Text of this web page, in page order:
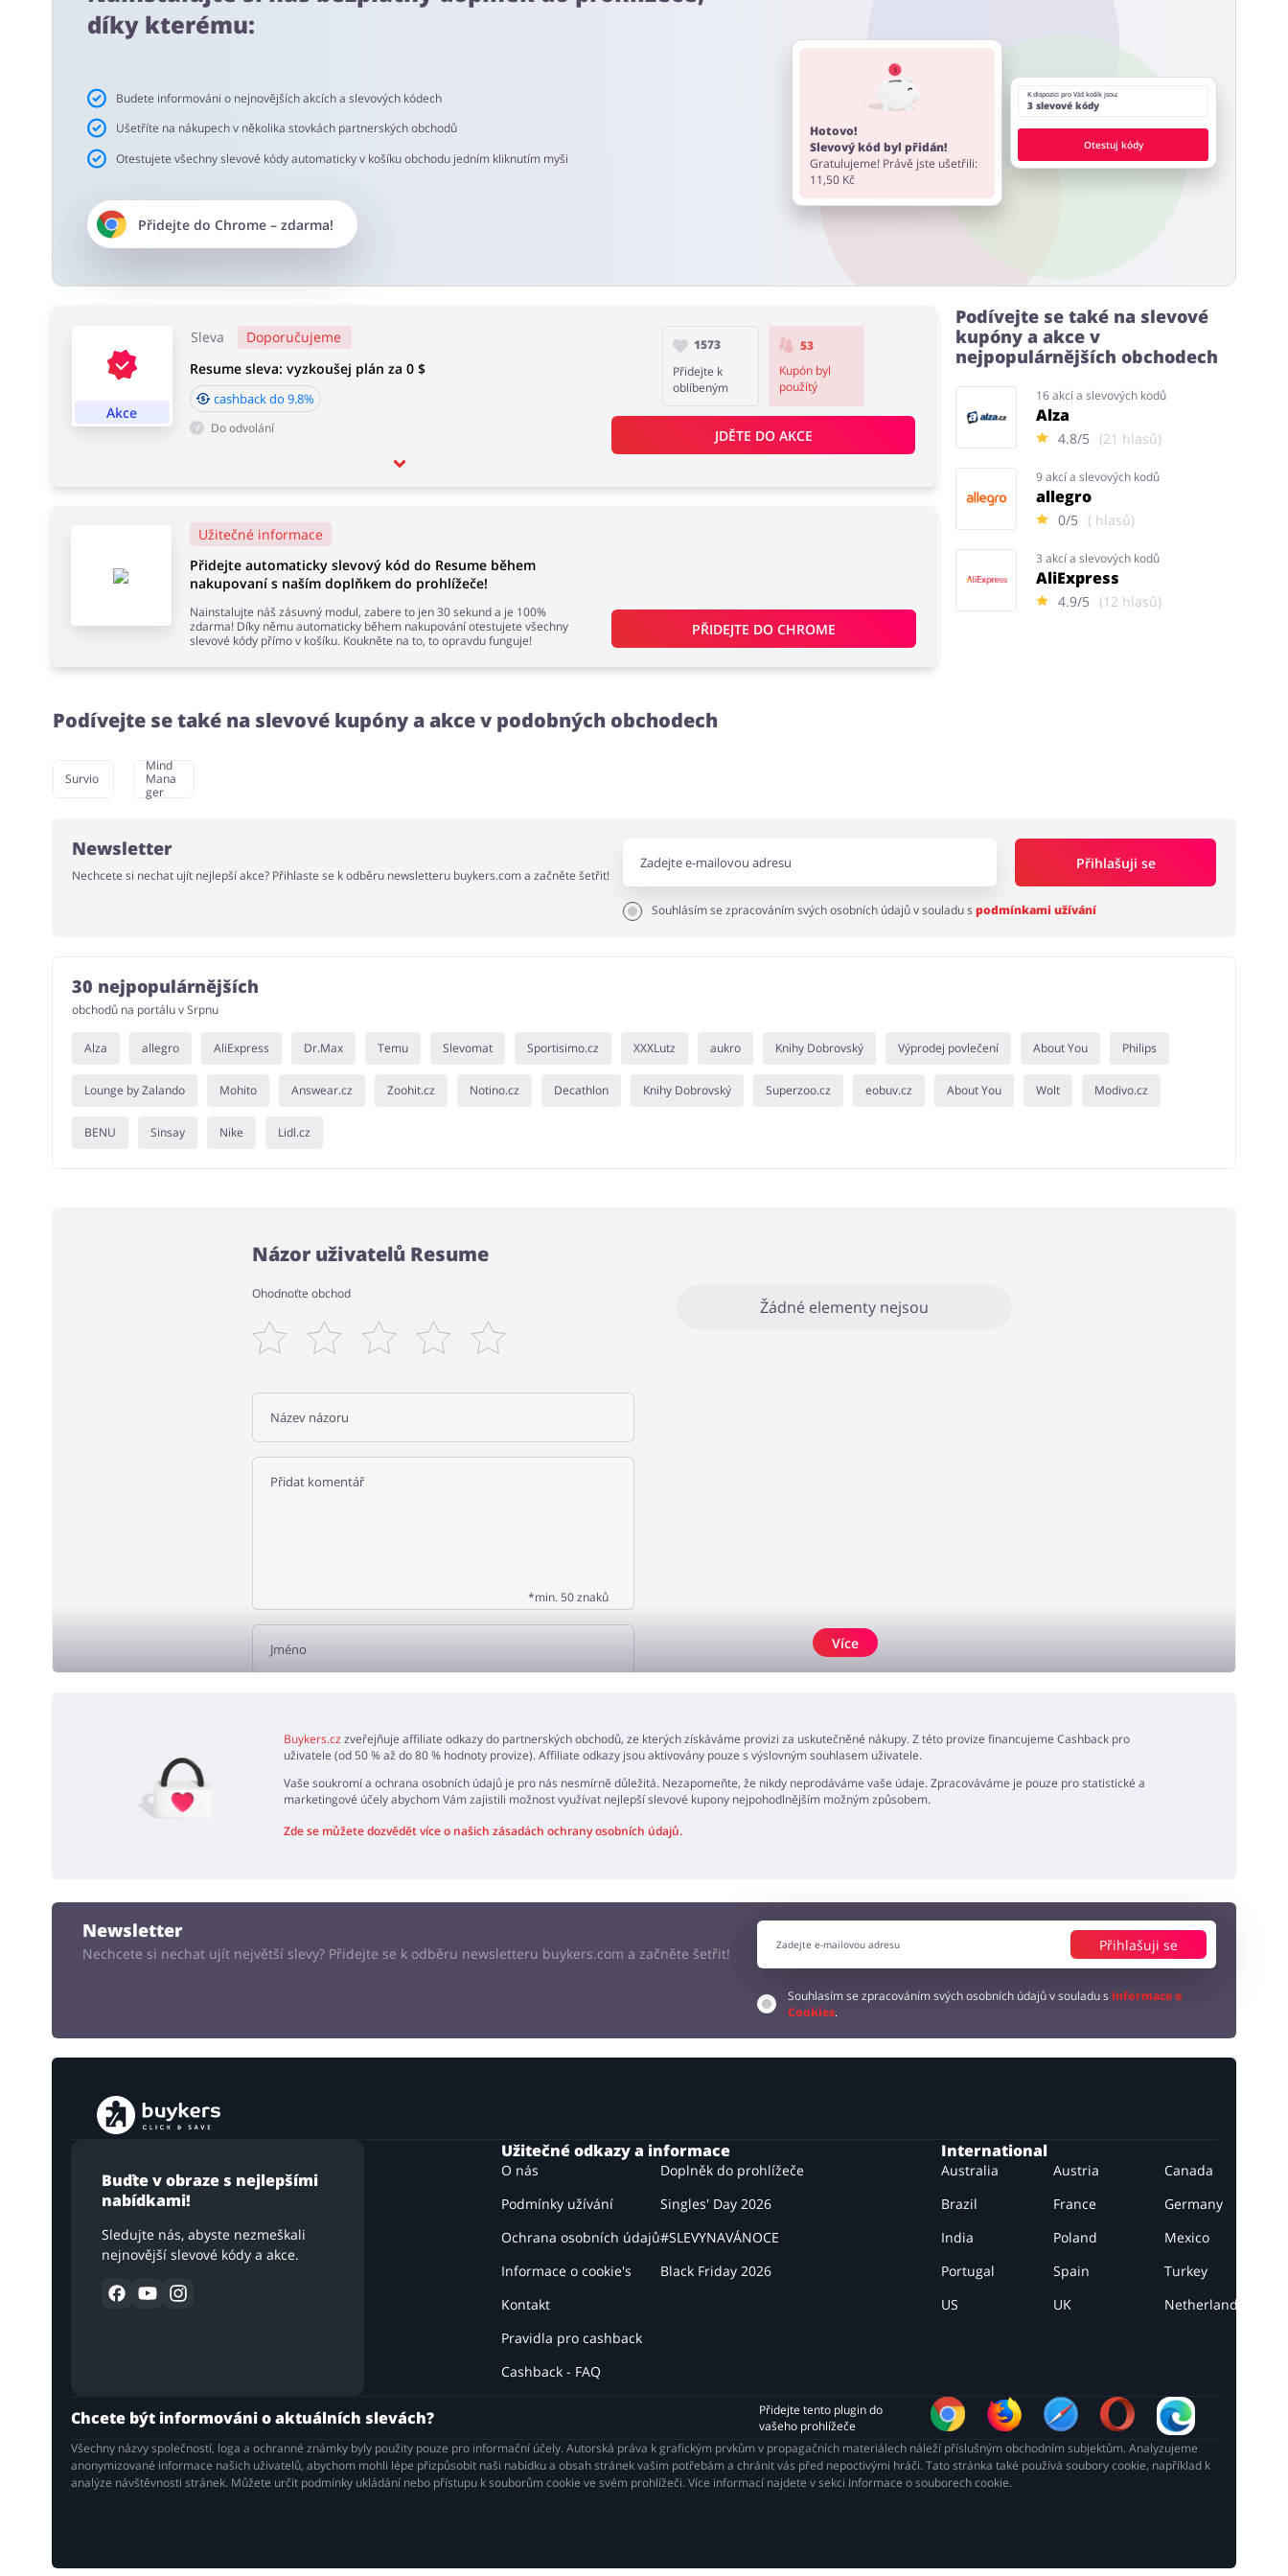
Doporučujeme používání doplňku do prohlížeče buykers.cz. Pamatujte, aby před nákupem vypnout AdBlock a nepoužívat jiné stránky a rozšíření do prohlížeče, které nabízí
slevové kódy a cashback.
Doba akceptace cashbacku:
Průměrná doba akceptace Cashback w Resume je od 60 do 90 dní.
díky kterému:
Budete informováni o nejnovějších akcích a slevových kódech
Ušetříte na nákupech v několika stovkách partnerských obchodů
Otestujete všechny slevové kódy automaticky v košíku obchodu jedním kliknutím myši
Přidejte do Chrome– zdarma!
Hotovo!
Slevový kód byl přidán!
Gratulujeme! Právě jste ušetřili:
11,50 Kč
K dispozici pro Váš košík jsou:
3 slevové kódy
Otestuj kódy
Akce
Sleva
Doporučujeme
Resume sleva: vyzkoušej plán za 0 $
cashback do 9.8%
Do odvolání
1573
Přidejte k
oblíbeným
53
Kupón byl
použítý
JDĚTE DO AKCE
Užitečné informace
Přidejte automaticky slevový kód do Resume během
nakupovaní s naším doplňkem do prohlížeče!
Nainstalujte náš zásuvný modul, zabere to jen 30 sekund a je 100%
zdarma! Díky němu automaticky během nakupování otestujete všechny
slevové kódy přímo v košíku. Koukněte na to, to opravdu funguje!
PŘIDEJTE DO CHROME
Podívejte se také na slevové kupóny a akce v podobných obchodech
Survio
Mind
Mana
ger
Podívejte se také na slevové
kupóny a akce v
nejpopulárnějších obchodech
16 akcí a slevových kodů
Alza
4.8/5 (21 hlasů)
9 akcí a slevových kodů
allegro
0/5 ( hlasů)
3 akcí a slevových kodů
AliExpress
4.9/5 (12 hlasů)
Newsletter
Nechcete si nechat ujít nejlepší akce? Přihlaste se k odběru newsletteru buykers.com a začněte šetřit!
Přihlašuji se
Souhlásím se zpracováním svých osobních údajů v souladu spodmínkami užívání
30 nejpopulárnějších
obchodů na portálu v Srpnu
Alza allegro AliExpress Dr.Max Temu Slevomat Sportisimo.cz XXXLutz aukro Knihy Dobrovský Výprodej povlečení About You Philips
Lounge by Zalando Mohito Answear.cz Zoohit.cz Notino.cz Decathlon Knihy Dobrovský Superzoo.cz eobuv.cz About You Wolt Modivo.cz
BENU Sinsay Nike Lidl.cz
Názor uživatelů Resume
Ohodnoťte obchod
*min. 50 znaků
Žádné elementy nejsou
Více
Buykers.cz zveřejňuje affiliate odkazy do partnerských obchodů, ze kterých získáváme provizi za uskutečněné nákupy. Z této provize financujeme Cashback pro
uživatele (od 50 % až do 80 % hodnoty provize). Affiliate odkazy jsou aktivovány pouze s výslovným souhlasem uživatele.
Vaše soukromí a ochrana osobních údajů je pro nás nesmírně důležitá. Nezapomeňte, že nikdy neprodáváme vaše údaje. Zpracováváme je pouze pro statistické a
marketingové účely abychom Vám zajistili možnost využívat nejlepší slevové kupony nejpohodlnějším možným způsobem.
Zde se můžete dozvědět více o našich zásadách ochrany osobních údajů.
Newsletter
Nechcete si nechat ujít největší slevy? Přidejte se k odběru newsletteru buykers.com a začněte šetřit! Přihlašuji se
Souhlasím se zpracováním svých osobních údajů v souladu s Informace o
Cookies.
Buďte v obraze s nejlepšími
nabídkami!
Sledujte nás, abyste nezmeškali
nejnovější slevové kódy a akce.
Užitečné odkazy a informace
O nás
Podmínky užívání
Ochrana osobních údajů
Informace o cookie's
Kontakt
Pravidla pro cashback
Cashback - FAQ
Doplněk do prohlížeče
Singles' Day 2026
#SLEVYNAVÁNOCE
Black Friday 2026
International
Australia Austria
Canada
Brazil
France
Germany
India
Poland
Mexico
Portugal
Spain
Turkey
US
UK Netherlands
Chcete být informováni o aktuálních slevách?
Přidejte tento plugin do
vašeho prohlížeče
Všechny názvy společností, loga a ochranné známky byly použity pouze pro informační účely. Autorská práva k grafickým prvkům v propagačních materiálech náleží příslušným obchodním subjektům. Analyzujeme
anonymizované informace našich uživatelů, abychom mohli lépe přizpůsobit naši nabídku a obsah stránek vašim potřebám a chránit vás před nepoctivými hráči. Tato stránka také používá soubory cookie, například k
analýze návštěvnosti stránek. Můžete určit podmínky ukládání nebo přístupu k souborům cookie ve svém prohlížeči. Více informací najdete v sekci Informace o souborech cookie.